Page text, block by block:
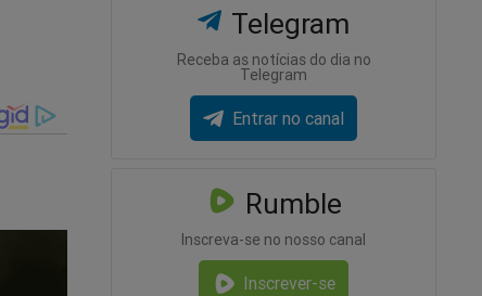
de
e
Telegram
Receba as notícias do dia no
Telegram
Entrar no canal
Rumble
Inscreva-se no nosso canal
Inscrever-se